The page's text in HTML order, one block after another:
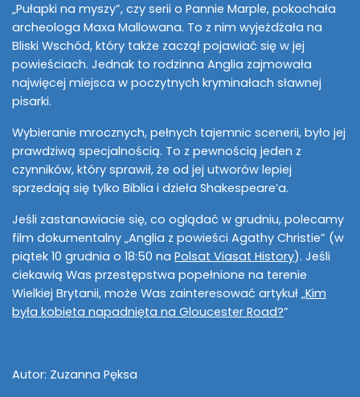
„Pułapki na myszy”, czy serii o Pannie Marple, pokochała
archeologa Maxa Mallowana. To z nim wyjeżdżała na
Bliski Wschód, który także zaczął pojawiać się w jej
powieściach. Jednak to rodzinna Anglia zajmowała
najwięcej miejsca w poczytnych kryminałach sławnej
pisarki.
Wybieranie mrocznych, pełnych tajemnic scenerii, było jej
prawdziwą specjalnością. To z pewnością jeden z
czynników, który sprawił, że od jej utworów lepiej
sprzedają się tylko Biblia i dzieła Shakespeare’a.
Jeśli zastanawiacie się, co oglądać w grudniu, polecamy
film dokumentalny „Anglia z powieści Agathy Christie” (w
piątek 10 grudnia o 18:50 na Polsat Viasat History). Jeśli
ciekawią Was przestępstwa popełnione na terenie
Wielkiej Brytanii, może Was zainteresować artykuł „Kim
była kobieta napadnięta na Gloucester Road?”
Autor: Zuzanna Pęksa